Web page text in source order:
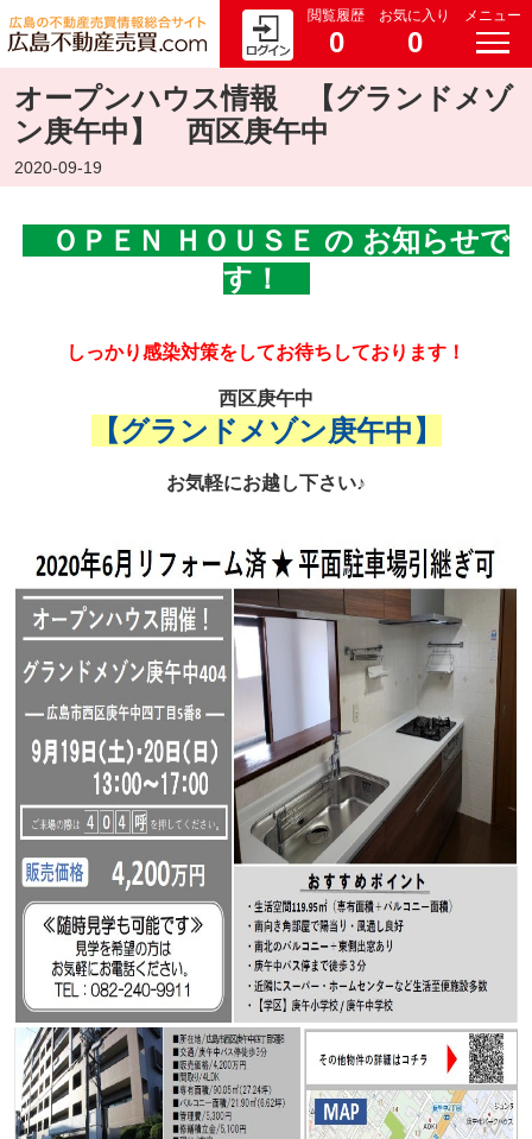
閲覧履歴
0
お気に入り
0
メニュー
オープンハウス情報 【グランドメゾ
ン庚午中】 西区庚午中
2020-09-19
ＯＰＥＮ ＨＯＵＳＥ の お知らせで
す！
しっかり感染対策をしてお待ちしております！
西区庚午中
【グランドメゾン庚午中】
お気軽にお越し下さい♪